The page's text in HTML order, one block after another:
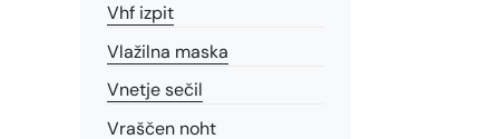
Vhf izpit
Vlažilna maska
Vnetje sečil
Vraščen noht